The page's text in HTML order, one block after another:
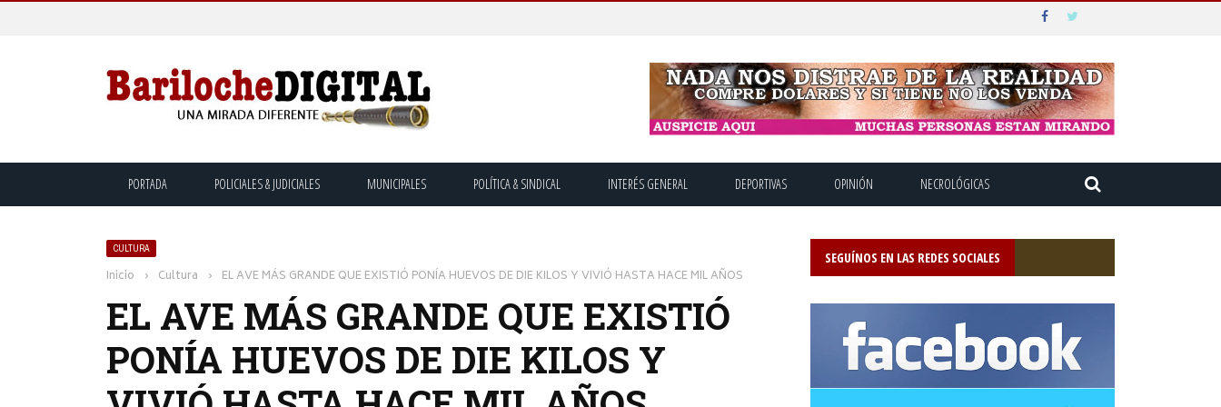
PORTADA POLICIALES & JUDICIALES MUNICIPALES POLÍTICA & SINDICAL INTERÉS GENERAL DEPORTIVAS OPINIÓN NECROLÓGICAS
CULTURA
Inicio › Cultura › EL AVE MÁS GRANDE QUE EXISTIÓ PONÍA HUEVOS DE DIE KILOS Y VIVIÓ HASTA HACE MIL AÑOS
EL AVE MÁS GRANDE QUE EXISTIÓ
PONÍA HUEVOS DE DIE KILOS Y
SEGUÍNOS EN LAS REDES SOCIALES